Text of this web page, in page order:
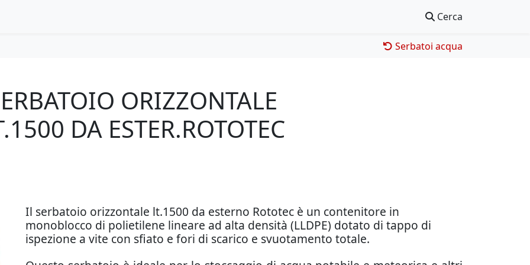
Cerca
Serbatoi acqua
ORIZZONTALE
DA ESTER.ROTOTEC
Il serbatoio orizzontale lt.1500 da esterno Rototec è un contenitore in
monoblocco di polietilene lineare ad alta densità (LLDPE) dotato di tappo di
ispezione a vite con sfiato e fori di scarico e svuotamento totale.